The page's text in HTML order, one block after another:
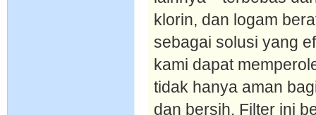
klorin, dan logam
sebagai solusi yang
kami dapat
tidak hanya aman
dan bersih. Filter ini